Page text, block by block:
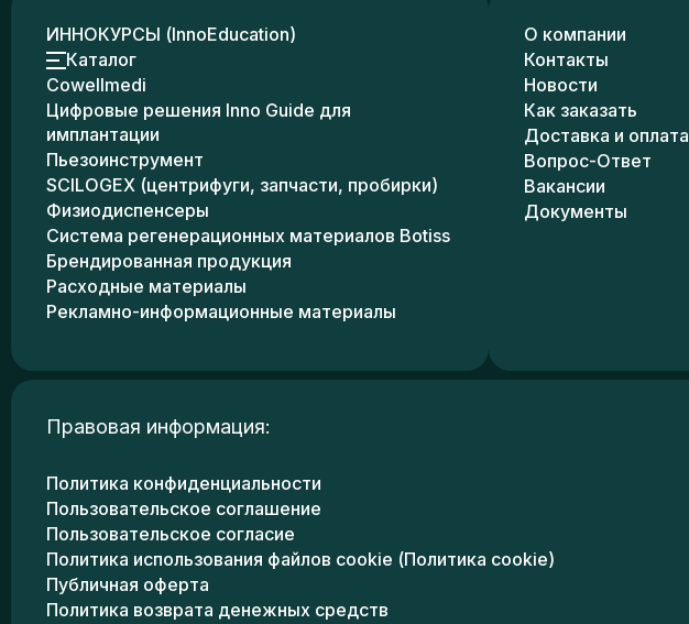
ИННОКУРСЫ (InnoEducation)
Каталог
Cowellmedi
Цифровые решения Inno Guide для
имплантации
Пьезоинструмент
SCILOGEX (центрифуги, запчасти, пробирки)
Физиодиспенсеры
Система регенерационных материалов Botiss
Брендированная продукция
Расходные материалы
Рекламно-информационные материалы
О компании
Контакты
Новости
Как заказать
Доставка и оплата
Вопрос-Ответ
Вакансии
Документы
Правовая информация:
Политика конфиденциальности
Пользовательское соглашение
Пользовательское согласие
Политика использования файлов cookie (Политика cookie)
Публичная оферта
Политика возврата денежных средств